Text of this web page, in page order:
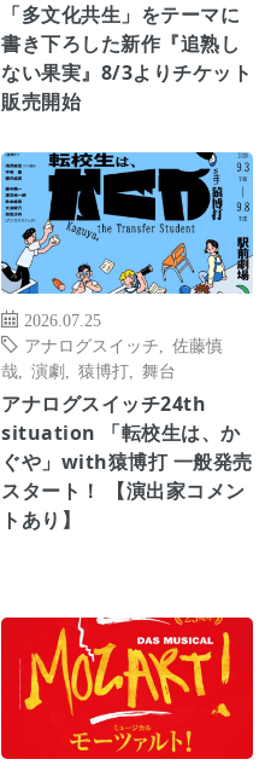
「多文化共生」をテーマに
書き下ろした新作『追熟し
ない果実』8/3よりチケット
販売開始
2026.07.25
アナログスイッチ
佐藤慎
哉
演劇 猿博打 舞台
アナログスイッチ24th
situation 「転校生は、か
ぐや」with猿博打 一般発売
スタート！ 【演出家コメン
トあり】